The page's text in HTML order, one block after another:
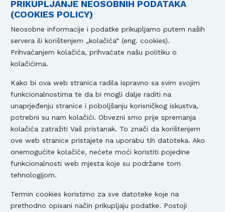
PRIKUPLJANJE NEOSOBNIH PODATAKA
(COOKIES POLICY)
Neosobne informacije i podatke prikupljamo putem naših
servera ili korištenjem „kolačića“ (eng. cookies).
Prihvaćanjem kolačića, prihvaćate našu politiku o
kolačićima.
Kako bi ova web stranica radila ispravno sa svim svojim
funkcionalnostima te da bi mogli dalje raditi na
unaprjeđenju stranice i poboljšanju korisničkog iskustva,
potrebni su nam kolačići. Obvezni smo prije spremanja
kolačića zatražiti Vaš pristanak. To znači da korištenjem
ove web stranice pristajete na uporabu tih datoteka. Ako
onemogućite kolačiće, nećete moći koristiti pojedine
funkcionalnosti web mjesta koje su podržane tom
tehnologijom.
Termin cookies koristimo za sve datoteke koje na
prethodno opisani način prikupljaju podatke. Postoji